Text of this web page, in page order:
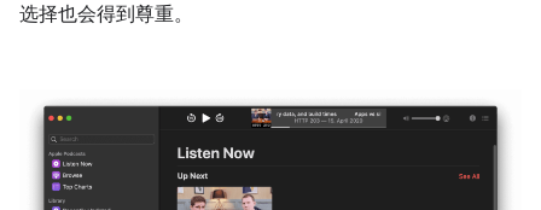
选择也会得到尊重。